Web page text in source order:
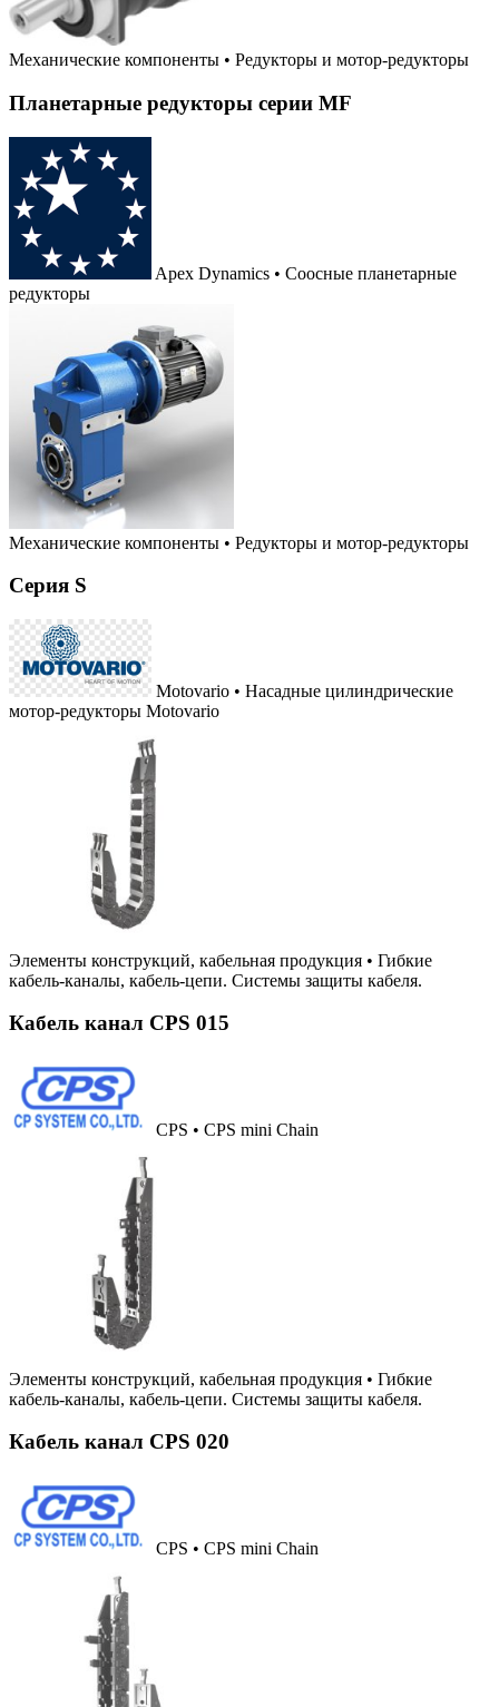
Механические компоненты • Редукторы и мотор-редукторы
Планетарные редукторы серии MF
Apex Dynamics • Соосные планетарные
редукторы
Механические компоненты • Редукторы и мотор-редукторы
Серия S
Motovario • Насадные цилиндрические
мотор-редукторы Motovario
Элементы конструкций, кабельная продукция • Гибкие
кабель-каналы, кабель-цепи. Системы защиты кабеля.
Кабель канал CPS 015
CPS • CPS mini Chain
Элементы конструкций, кабельная продукция • Гибкие
кабель-каналы, кабель-цепи. Системы защиты кабеля.
Кабель канал CPS 020
CPS • CPS mini Chain